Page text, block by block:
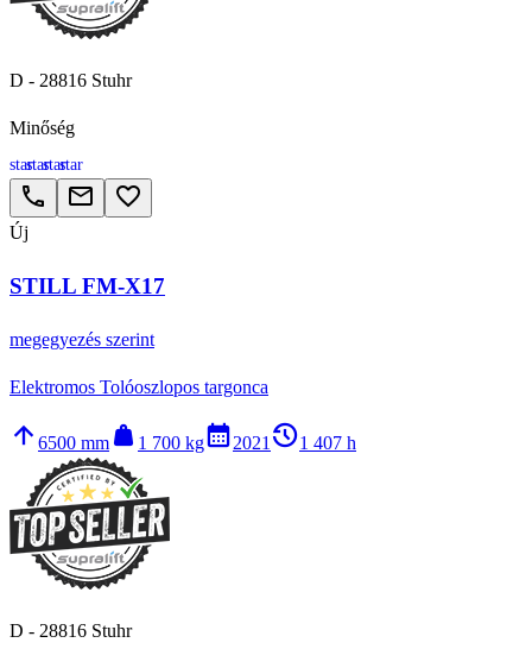
D - 28816 Stuhr
Minőség
starstarstarstar
call email favorite_border
Új
STILL FM-X17
megegyezés szerint
Elektromos Tolóoszlopos targonca
arrow_upward 6500 mm weight 1 700 kgcalendar_month2021 history_21 407 h
D - 28816 Stuhr